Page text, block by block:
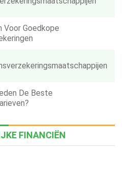
Voor Goedkope
De Beste
FINANCIËN